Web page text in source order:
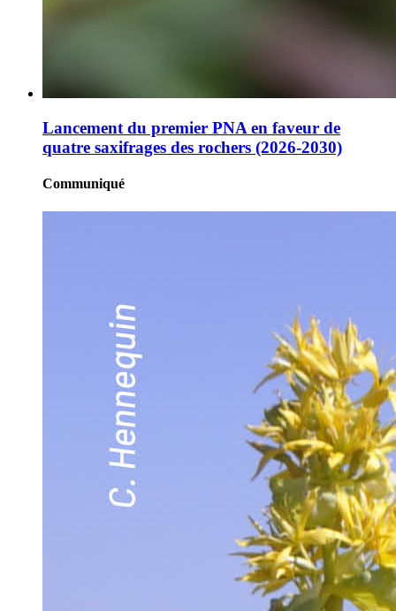
Lancement du premier PNA en faveur de
quatre saxifrages des rochers (2026-2030)
Communiqué